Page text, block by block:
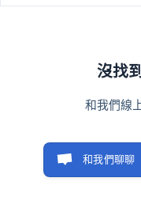
沒找
和我們線
和我們聊聊